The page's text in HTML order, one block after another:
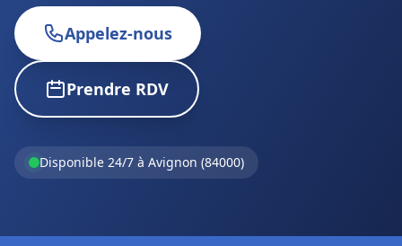
Appelez-nous
Prendre RDV
Disponible 24/7 à Avignon (84000)